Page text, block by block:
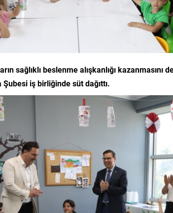
sağlıklı beslenme alışkanlığı kazanmasını
iş birliğinde süt dağıttı.